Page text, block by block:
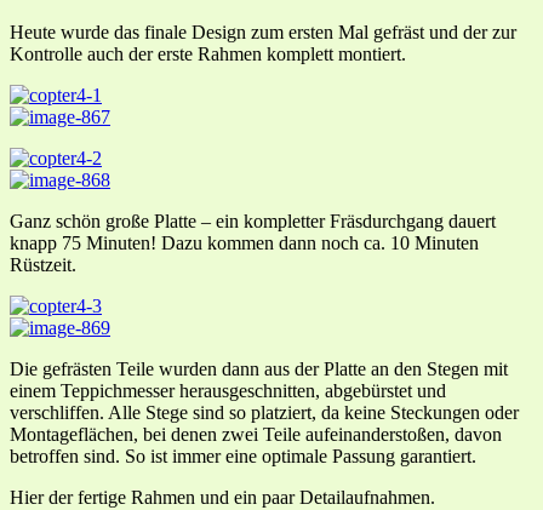
Heute wurde das finale Design zum ersten Mal gefräst und der zur
Kontrolle auch der erste Rahmen komplett montiert.
Ganz schön große Platte – ein kompletter Fräsdurchgang dauert
knapp 75 Minuten! Dazu kommen dann noch ca. 10 Minuten
Rüstzeit.
Die gefrästen Teile wurden dann aus der Platte an den Stegen mit
einem Teppichmesser herausgeschnitten, abgebürstet und
verschliffen. Alle Stege sind so platziert, da keine Steckungen oder
Montageflächen, bei denen zwei Teile aufeinanderstoßen, davon
betroffen sind. So ist immer eine optimale Passung garantiert.
Hier der fertige Rahmen und ein paar Detailaufnahmen.